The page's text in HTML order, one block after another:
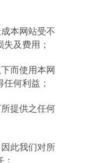
本网站受不
及费用；
而使用本网
何利益；
提供之任何
此我们对所